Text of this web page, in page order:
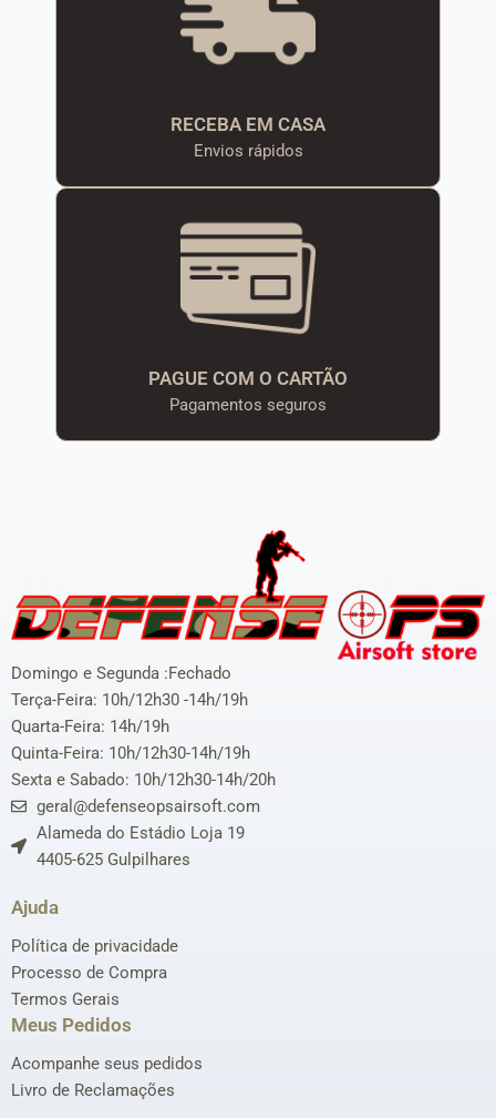
RECEBA EM CASA
Envios rápidos
PAGUE COM O CARTÃO
Pagamentos seguros
Domingo e Segunda :Fechado
Terça-Feira: 10h/12h30 -14h/19h
Quarta-Feira: 14h/19h
Quinta-Feira: 10h/12h30-14h/19h
Sexta e Sabado: 10h/12h30-14h/20h
geral@defenseopsairsoft.com
Alameda do Estádio Loja 19
4405-625 Gulpilhares
Ajuda
Política de privacidade
Processo de Compra
Termos Gerais
Meus Pedidos
Acompanhe seus pedidos
Livro de Reclamações